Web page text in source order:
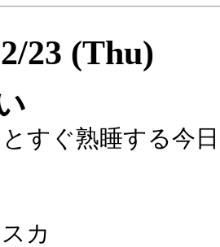
23 (Thu)
すぐ熟睡する今
カ